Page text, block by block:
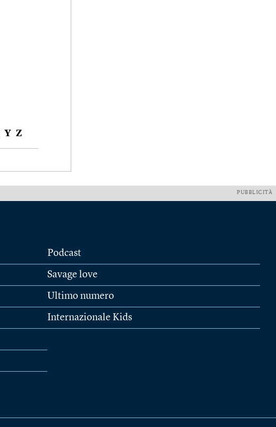
Y Z
PUBBLICITÀ
Podcast
Savage love
Ultimo numero
Internazionale Kids